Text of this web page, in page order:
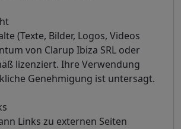
(Texte, Bilder, Logos, Videos
von Clarup Ibiza SRL oder
lizenziert. Ihre Verwendung
Genehmigung ist untersagt.
Links zu externen Seiten